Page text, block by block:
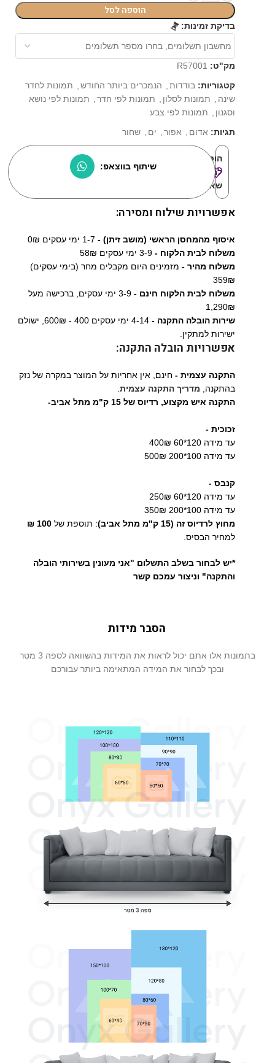
הוספה לסל
בדיקת זמינות:⏳
מק"ט: R57001
קטגוריות: בודדות הנמכרים ביותר החודש
תמונות לחדר
שינה
תמונות לסלון תמונות לפי חדר
תמונות לפי נושא
וסגנון
תמונות לפי צבע
תגיות: אדום אפור ים שחור
הוסף
למוצרים
שאהבתי:
שיתוף בווצאפ:
אפשרויות שילוח ומסירה:
איסוף מהמחסן הראשי (מושב זיתן) -
משלוח לבית הלקוח - 3-9 ימי עסקים 58₪
משלוח מהיר - מזמינים היום מקבלים מחר (בימי עסקים)
359₪
משלוח לבית הלקוח חינם -
3-9 ימי עסקים, ברכישה מעל
1,290₪
שירות הובלה התקנה -
4-14 ימי עסקים 400 - 600₪, ישולם
ישירות למתקין.
אפשרויות הובלה התקנה:
התקנה עצמית - חינם, אין אחריות על המוצר במקרה של נזק
בהתקנה, מדריך התקנה עצמית
התקנה איש מקצוע, רדיוס של 15 ק"מ מתל אביב-
זכוכית -
עד מידה 120*60 400₪
עד מידה 100*200 500₪
קנבס -
עד מידה 120*60 250₪
עד מידה 100*200 350₪
מחוץ לרדיוס זה (15 ק"מ מתל אביב)
: תוספת של 100 ₪
למחיר הבסיס.
*יש לבחור בשלב התשלום "אני מעונין בשירותי הובלה
והתקנה" וניצור עמכם קשר
הסבר מידות
בתמונות אלו אתם יכול לראות את המידות בהשוואה לספה 3 מטר
ובכך לבחור את המידה המתאימה ביותר עבורכם